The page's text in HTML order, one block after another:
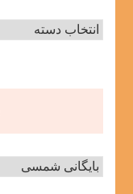
دسته‌ها